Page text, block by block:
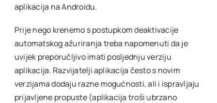
aplikacija na Androidu.
Prije nego krenemo s postupkom deaktivacije
automatskog ažuriranja treba napomenuti da je
uvijek preporučljivo imati posljednju verziju
aplikacija. Razvijatelji aplikacija često s novim
verzijama dodaju razne mogućnosti, ali i ispravljaju
prijavljene propuste (aplikacija troši ubrzano